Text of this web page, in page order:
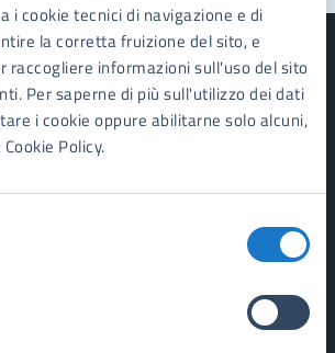
i cookie tecnici di navigazione e di
la corretta fruizione del sito, e
raccogliere informazioni sull'uso del sito
Per saperne di più sull'utilizzo dei dati
i cookie oppure abilitarne solo alcuni,
Policy.
Forte dei Marmi